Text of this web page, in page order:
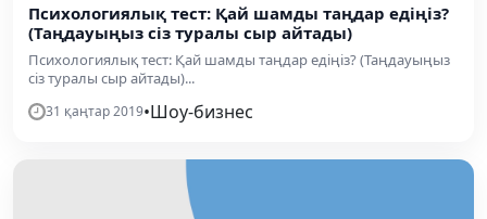
Психологиялық тест: Қай шамды таңдар едіңіз?
(Таңдауыңыз сіз туралы сыр айтады)
Психологиялық тест: Қай шамды таңдар едіңіз? (Таңдауыңыз
сіз туралы сыр айтады)...
31 қаңтар 2019•Шоу-бизнес